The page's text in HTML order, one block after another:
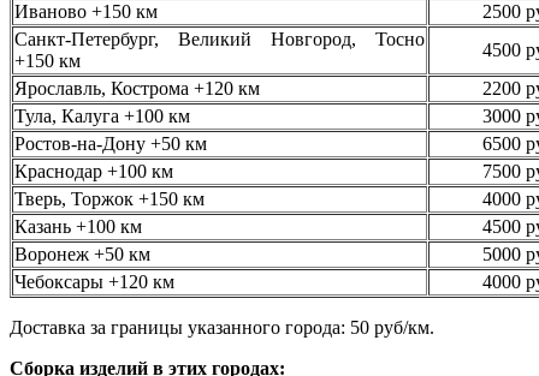
Иваново +150 км
2500
Санкт-Петербург, Великий Новгород, Тосно
+150 км
4500
Ярославль, Кострома +120 км
2200
Тула, Калуга +100 км
3000
Ростов-на-Дону +50 км
6500
Краснодар +100 км
7500
Тверь, Торжок +150 км
4000
Казань +100 км
4500
Воронеж +50 км
5000
Чебоксары +120 км
4000
Доставка за границы указанного города: 50 руб/км.
Сборка изделий в этих городах: